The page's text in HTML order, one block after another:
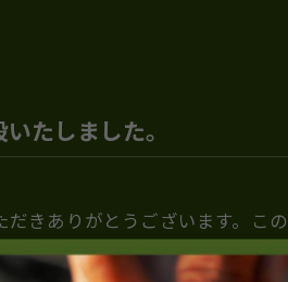
たしました。
だきありがとうございます。こ
に立てるような情報を発信して